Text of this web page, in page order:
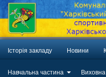
Історія закладу Новини
Навчальна частина